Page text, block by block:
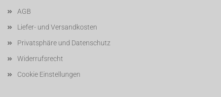
AGB
Liefer- und Versandkosten
Privatsphäre und Datenschutz
Widerrufsrecht
Cookie Einstellungen